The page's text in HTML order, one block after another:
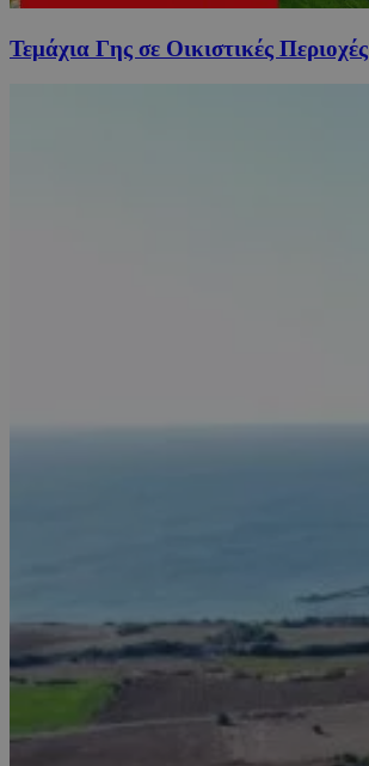
Τεμάχια Γης σε Οικιστικές Περιοχές